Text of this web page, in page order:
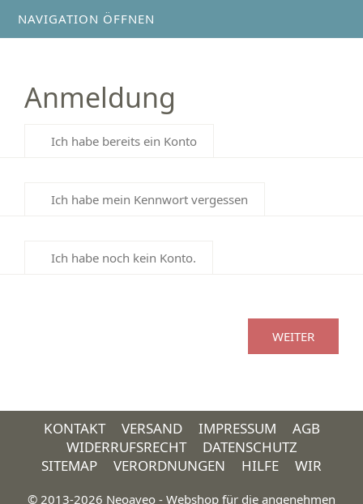
NAVIGATION ÖFFNEN
Anmeldung
Ich habe bereits ein Konto
Ich habe mein Kennwort vergessen
Ich habe noch kein Konto.
KONTAKT VERSAND IMPRESSUM
AGB
WIDERRUFSRECHT
DATENSCHUTZ
SITEMAP
VERORDNUNGEN HILFE WIR
© 2013-2026 Neoaveo - Webshop für die angenehmen